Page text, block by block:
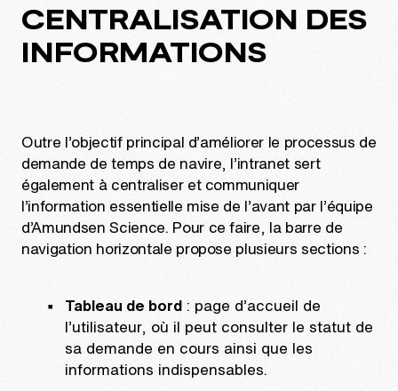
CENTRALISATION DES
INFORMATIONS
Outre l’objectif principal d’améliorer le processus de
demande de temps de navire, l’intranet sert
également à centraliser et communiquer
l’information essentielle mise de l’avant par l’équipe
d’Amundsen Science. Pour ce faire, la barre de
navigation horizontale propose plusieurs sections :
Tableau de bord : page d’accueil de
l’utilisateur, où il peut consulter le statut de
sa demande en cours ainsi que les
informations indispensables.